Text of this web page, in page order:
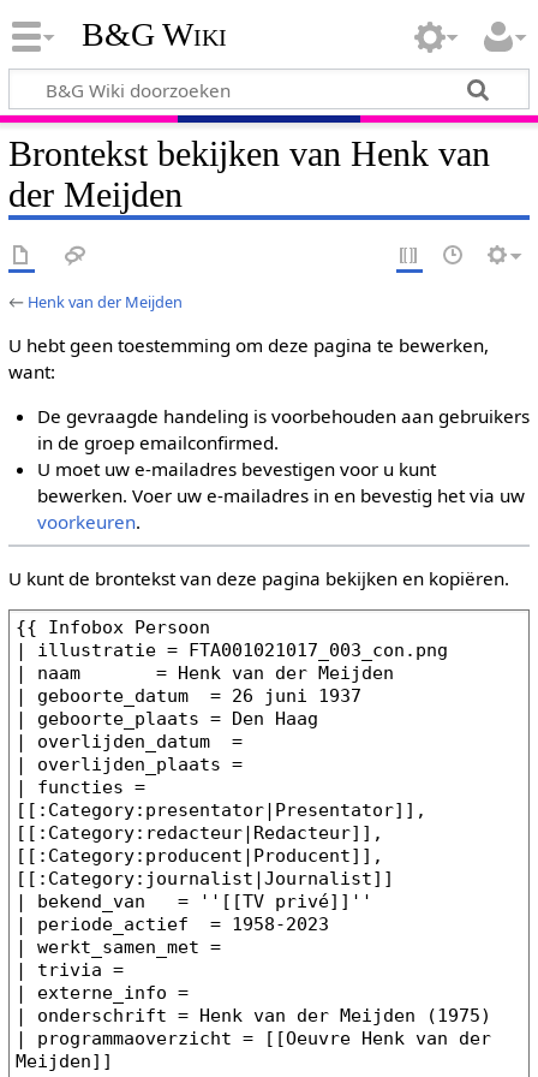
B&G Wiki
Brontekst bekijken van Henk van
der Meijden
← Henk van der Meijden
U hebt geen toestemming om deze pagina te bewerken,
want:
De gevraagde handeling is voorbehouden aan gebruikers
in de groep emailconfirmed.
U moet uw e-mailadres bevestigen voor u kunt
bewerken. Voer uw e-mailadres in en bevestig het via uw
voorkeuren.
U kunt de brontekst van deze pagina bekijken en kopiëren.